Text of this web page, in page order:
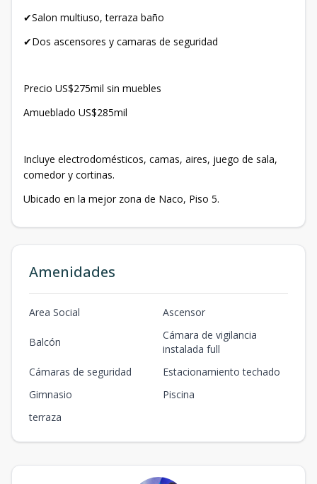
✔Salon multiuso, terraza baño
✔Dos ascensores y camaras de seguridad
Precio US$275mil sin muebles
Amueblado US$285mil
Incluye electrodomésticos, camas, aires, juego de sala,
comedor y cortinas.
Ubicado en la mejor zona de Naco, Piso 5.
Amenidades
Area Social Ascensor
Balcón
Cámara de vigilancia
instalada full
Cámaras de seguridad
Estacionamiento techado
Gimnasio
Piscina
terraza